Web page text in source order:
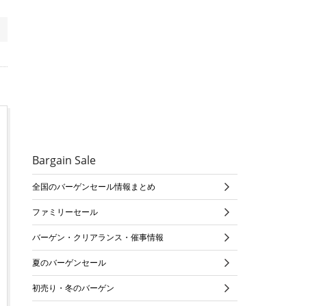
Bargain Sale
全国のバーゲンセール情報まとめ
ファミリーセール
バーゲン・クリアランス・催事情報
夏のバーゲンセール
初売り・冬のバーゲン